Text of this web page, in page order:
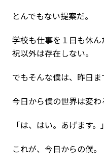
とんでもない提案だ。
学校も仕事を１日も休
祝以外は存在しない。
でもそんな僕は、昨日ま
今日から僕の世界は変わ
「は、はい。あげます。」
これが、今日からの僕。